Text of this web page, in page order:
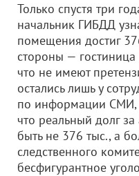
Только спустя три
начальник ГИБДД
помещения достиг
стороны —
что не имеют
остались лишь у
по информации СМИ,
что реальный долг
быть не 376 тыс., а
следственного
бесфигурантное